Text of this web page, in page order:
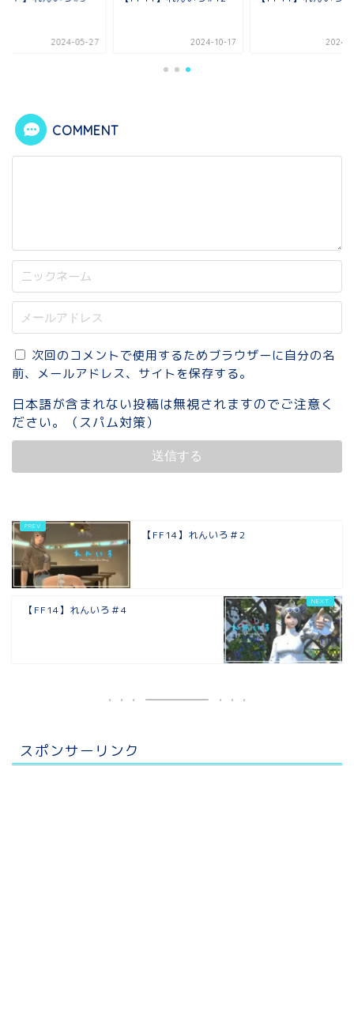
2024-05-27 2024-10-17 2024-
COMMENT
次回のコメントで使用するためブラウザーに自分の名
前、メールアドレス、サイトを保存する。
日本語が含まれない投稿は無視されますのでご注意く
ださい。（スパム対策）
【FF14】れんいろ＃2
【FF14】れんいろ＃4
スポンサーリンク